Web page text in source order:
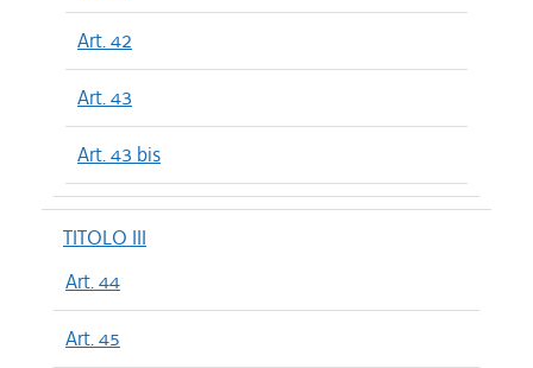
Art. 42
Art. 43
Art. 43 bis
TITOLO III
Art. 44
Art. 45